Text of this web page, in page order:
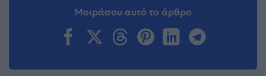
Μοιράσου αυτό το άρθρο